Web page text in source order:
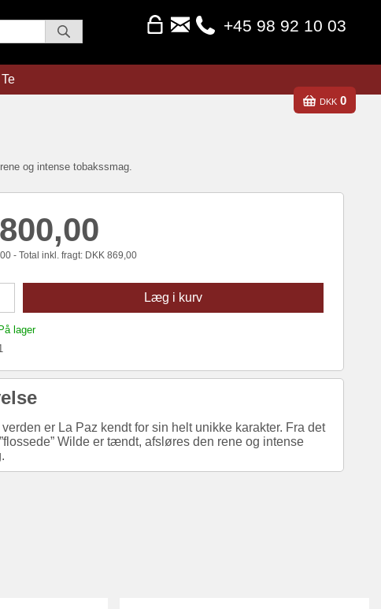
DKK 0
+45 98 92 10 03
Te
og intense tobakssmag.
800,00
- Total inkl. fragt: DKK869,00
Læg i kurv
På lager
verden er La Paz kendt for sin helt unikke karakter. Fra det
Wilde er tændt, afsløres den rene og intense